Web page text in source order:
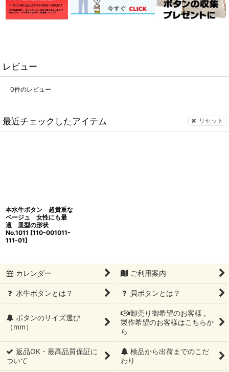
レビュー
0件のレビュー
最近チェックしたアイテム リセット
本水牛ボタン 超貴重な
ベージュ 女性にも最
適 皿型の形状
No.1011 [110-001011-
111-01]
カレンダー ご利用案内
水牛ボタンとは？ 貝ボタンとは？
ボタンのサイズ選び
（mm）
卸売り御希望のお客様 ,
製作希望のお客様はこちらか
ら
返品OK・最高品質保証に
ついて
検品から出荷までのこだ
わり